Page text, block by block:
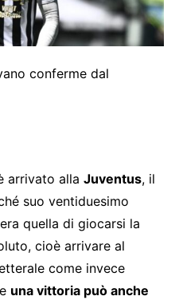
conferme dal
arrivato alla Juventus, il
suo ventiduesimo
quella di giocarsi la
cioè arrivare al
come invece
una vittoria può anche